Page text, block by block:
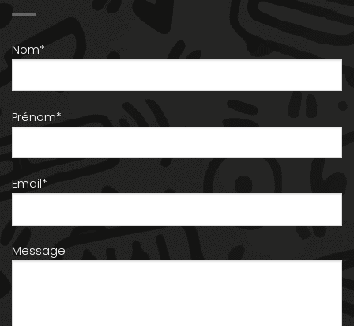
Nom*
Prénom*
Email*
Message